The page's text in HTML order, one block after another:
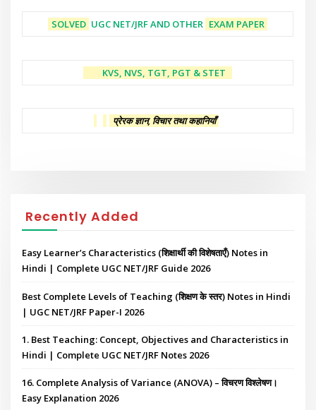
SOLVED UGC NET/JRF AND OTHER EXAM PAPER
KVS, NVS, TGT, PGT & STET
प्रेरक ज्ञान, विचार तथा कहानियाँ
Recently Added
Easy Learner’s Characteristics (शिक्षार्थी की विशेषताएँ) Notes in
Hindi | Complete UGC NET/JRF Guide 2026
Best Complete Levels of Teaching (शिक्षण के स्तर) Notes in Hindi
| UGC NET/JRF Paper-I 2026
1. Best Teaching: Concept, Objectives and Characteristics in
Hindi | Complete UGC NET/JRF Notes 2026
16. Complete Analysis of Variance (ANOVA) – विचरण विश्लेषण।
Easy Explanation 2026